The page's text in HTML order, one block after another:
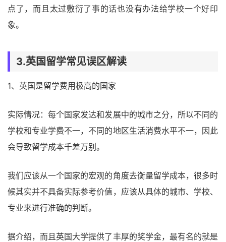
点了，而且太过敷衍了事的话也没有办法给学校一个好印
象。
3.英国留学常见误区解读
1、英国是留学费用极高的国家
实际情况：每个国家发达和发展中的城市之分，所以不同的
学校和专业学费不一，不同的地区生活消费水平不一，因此
会导致留学成本千差万别。
我们应该从一个国家的宏观的角度去衡量留学成本，很多时
候其实并不具备实际参考价值，应该从具体的城市、学校、
专业来进行准确的判断。
据介绍，而且英国大学提供了丰厚的奖学金，最有名的就是